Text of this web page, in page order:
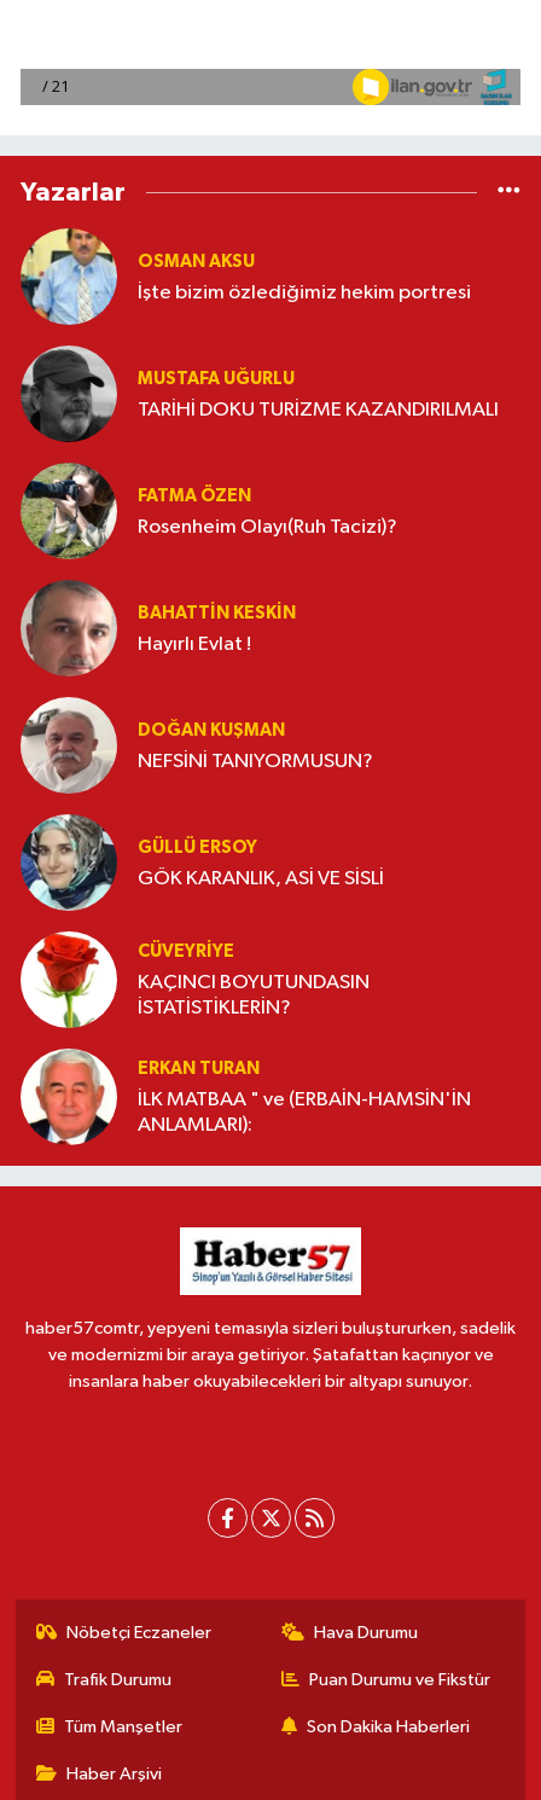
Yazarlar
OSMAN AKSU
İşte bizim özlediğimiz hekim portresi
MUSTAFA UĞURLU
TARİHİ DOKU TURİZME KAZANDIRILMALI
FATMA ÖZEN
Rosenheim Olayı(Ruh Tacizi)?
BAHATTIN KESKİN
Hayırlı Evlat !
DOĞAN KUŞMAN
NEFSİNİ TANIYORMUSUN?
GÜLLÜ ERSOY
GÖK KARANLIK, ASİ VE SİSLİ
CÜVEYRIYE
KAÇINCI BOYUTUNDASIN
İSTATİSTİKLERİN?
ERKAN TURAN
İLK MATBAA " ve (ERBAİN-HAMSİN'İN
ANLAMLARI):
haber57comtr, yepyeni temasıyla sizleri buluştururken, sadelik
ve modernizmi bir araya getiriyor. Şatafattan kaçınıyor ve
insanlara haber okuyabilecekleri bir altyapı sunuyor.
Nöbetçi Eczaneler Hava Durumu
Trafik Durumu Puan Durumu ve Fikstür
Tüm Manşetler Son Dakika Haberleri
Haber Arşivi